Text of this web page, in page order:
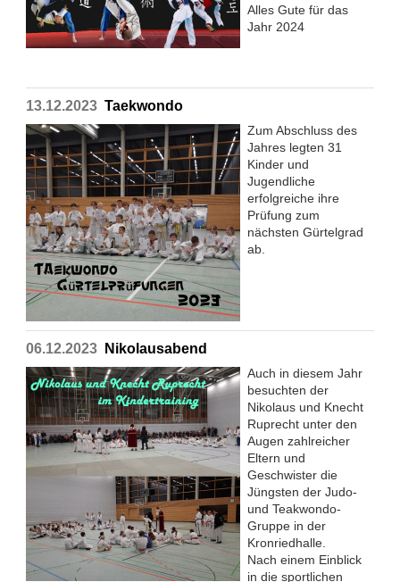
Alles Gute für das
Jahr 2024
13.12.2023 Taekwondo
Zum Abschluss des
Jahres legten 31
Kinder und
Jugendliche
erfolgreiche ihre
Prüfung zum
nächsten Gürtelgrad
ab.
06.12.2023 Nikolausabend
Auch in diesem Jahr
besuchten der
Nikolaus und Knecht
Ruprecht unter den
Augen zahlreicher
Eltern und
Geschwister die
Jüngsten der Judo-
und Teakwondo-
Gruppe in der
Kronriedhalle.
Nach einem Einblick
in die sportlichen